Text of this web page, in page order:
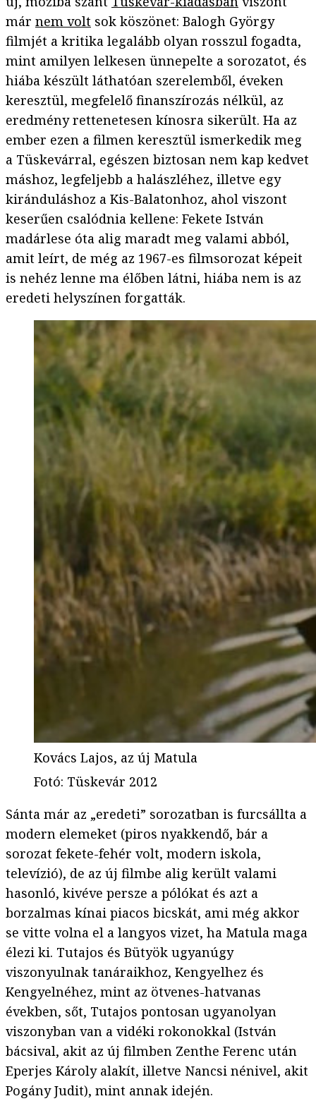
már nem volt sok köszönet: Balogh György
filmjét a kritika legalább olyan rosszul fogadta,
mint amilyen lelkesen ünnepelte a sorozatot, és
hiába készült láthatóan szerelemből, éveken
keresztül, megfelelő finanszírozás nélkül, az
eredmény rettenetesen kínosra sikerült. Ha az
ember ezen a filmen keresztül ismerkedik meg
a Tüskevárral, egészen biztosan nem kap kedvet
máshoz, legfeljebb a halászléhez, illetve egy
kiránduláshoz a Kis-Balatonhoz, ahol viszont
keserűen csalódnia kellene: Fekete István
madárlese óta alig maradt meg valami abból,
amit leírt, de még az 1967-es filmsorozat képeit
is nehéz lenne ma élőben látni, hiába nem is az
eredeti helyszínen forgatták.
Kovács Lajos, az új Matula
Fotó: Tüskevár 2012
Sánta már az „eredeti” sorozatban is furcsállta a
modern elemeket (piros nyakkendő, bár a
sorozat fekete-fehér volt, modern iskola,
televízió), de az új filmbe alig került valami
hasonló, kivéve persze a pólókat és azt a
borzalmas kínai piacos bicskát, ami még akkor
se vitte volna el a langyos vizet, ha Matula maga
élezi ki. Tutajos és Bütyök ugyanúgy
viszonyulnak tanáraikhoz, Kengyelhez és
Kengyelnéhez, mint az ötvenes-hatvanas
években, sőt, Tutajos pontosan ugyanolyan
viszonyban van a vidéki rokonokkal (István
bácsival, akit az új filmben Zenthe Ferenc után
Eperjes Károly alakít, illetve Nancsi nénivel, akit
Pogány Judit), mint annak idején.